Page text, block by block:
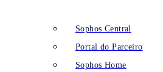
Sophos Central
Portal do Parceiro
Sophos Home